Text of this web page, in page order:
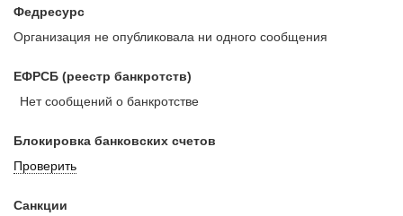
Федресурс
Организация не опубликовала ни одного сообщения
ЕФРСБ (реестр банкротств)
Нет сообщений о банкротстве
Блокировка банковских счетов
Проверить
Санкции